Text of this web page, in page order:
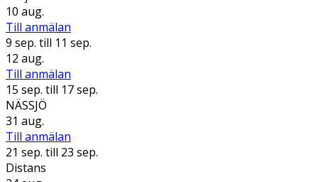
10 aug.
Till anmälan
9 sep. till 11 sep.
12 aug.
Till anmälan
15 sep. till 17 sep.
NÄSSJÖ
31 aug.
Till anmälan
21 sep. till 23 sep.
Distans